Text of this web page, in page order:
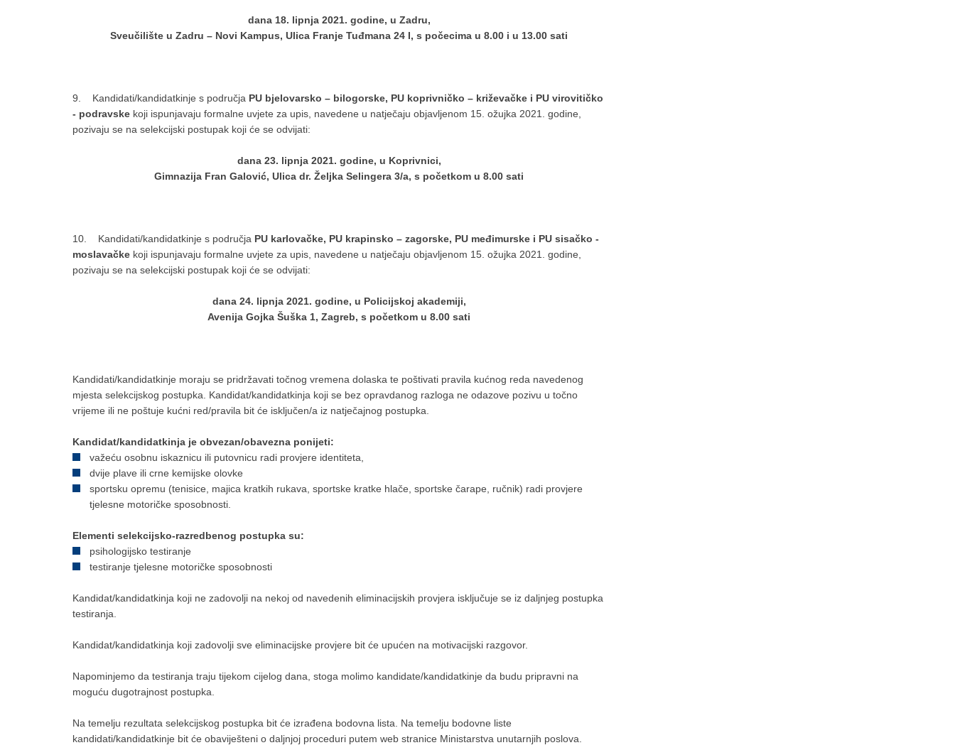
dana 18. lipnja 2021. godine, u Zadru,
Sveučilište u Zadru – Novi Kampus, Ulica Franje Tuđmana 24 I, s počecima u 8.00 i u 13.00 sati
9. Kandidati/kandidatkinje s područja PU bjelovarsko – bilogorske, PU koprivničko – križevačke i PU virovitičko
- podravske koji ispunjavaju formalne uvjete za upis, navedene u natječaju objavljenom 15. ožujka 2021. godine,
pozivaju se na selekcijski postupak koji će se odvijati:
dana 23. lipnja 2021. godine, u Koprivnici,
Gimnazija Fran Galović, Ulica dr. Željka Selingera 3/a, s početkom u 8.00 sati
10. Kandidati/kandidatkinje s područja PU karlovačke, PU krapinsko – zagorske, PU međimurske i PU sisačko -
moslavačke koji ispunjavaju formalne uvjete za upis, navedene u natječaju objavljenom 15. ožujka 2021. godine,
pozivaju se na selekcijski postupak koji će se odvijati:
dana 24. lipnja 2021. godine, u Policijskoj akademiji,
Avenija Gojka Šuška 1, Zagreb, s početkom u 8.00 sati
Kandidati/kandidatkinje moraju se pridržavati točnog vremena dolaska te poštivati pravila kućnog reda navedenog
mjesta selekcijskog postupka. Kandidat/kandidatkinja koji se bez opravdanog razloga ne odazove pozivu u točno
vrijeme ili ne poštuje kućni red/pravila bit će isključen/a iz natječajnog postupka.
Kandidat/kandidatkinja je obvezan/obavezna ponijeti:
važeću osobnu iskaznicu ili putovnicu radi provjere identiteta,
dvije plave ili crne kemijske olovke
sportsku opremu (tenisice, majica kratkih rukava, sportske kratke hlače, sportske čarape, ručnik) radi provjere
tjelesne motoričke sposobnosti.
Elementi selekcijsko-razredbenog postupka su:
psihologijsko testiranje
testiranje tjelesne motoričke sposobnosti
Kandidat/kandidatkinja koji ne zadovolji na nekoj od navedenih eliminacijskih provjera isključuje se iz daljnjeg postupka
testiranja.
Kandidat/kandidatkinja koji zadovolji sve eliminacijske provjere bit će upućen na motivacijski razgovor.
Napominjemo da testiranja traju tijekom cijelog dana, stoga molimo kandidate/kandidatkinje da budu pripravni na
moguću dugotrajnost postupka.
Na temelju rezultata selekcijskog postupka bit će izrađena bodovna lista. Na temelju bodovne liste
kandidati/kandidatkinje bit će obaviješteni o daljnjoj proceduri putem web stranice Ministarstva unutarnjih poslova.